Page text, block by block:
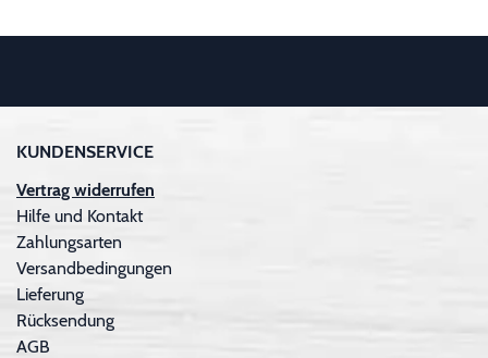
KUNDENSERVICE
Vertrag widerrufen
Hilfe und Kontakt
Zahlungsarten
Versandbedingungen
Lieferung
Rücksendung
AGB